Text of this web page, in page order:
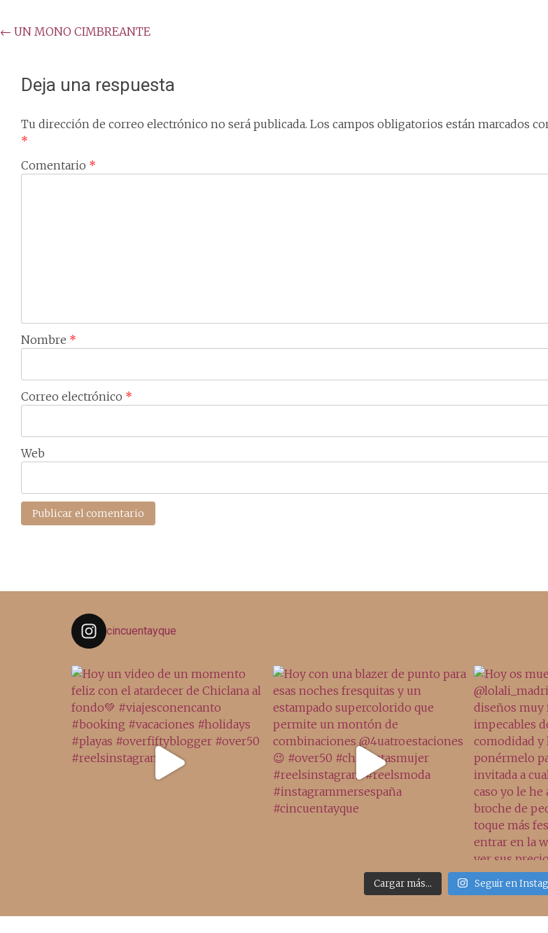
Post
← UN MONO CIMBREANTE
Deja una respuesta
Tu dirección de correo electrónico no será publicada. Los campos obligatorios están marcados
*
Comentario *
Nombre *
Correo electrónico *
Web
cincuentayque
Cargar más... Seguir en